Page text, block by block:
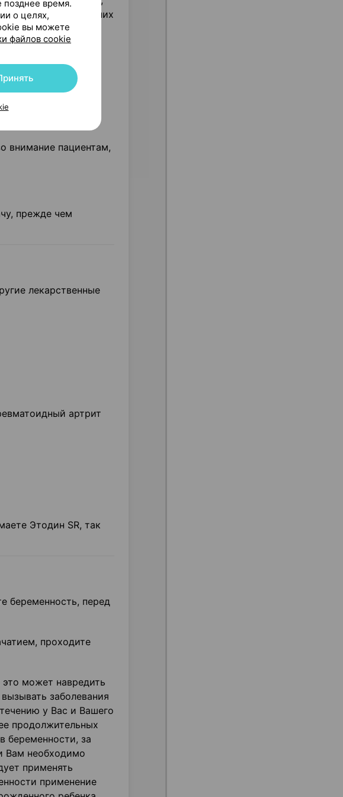
или без них
кровотечения
внимание пациентам,
прежде чем
лекарственные
артрит
Этодин SR, так
беременность, перед
проходите
может навредить
заболевания
у Вас и Вашего
продолжительных
беременности, за
Вам необходимо
применять
применение
позднее время.
о целях,
вы можете
файлов cookie